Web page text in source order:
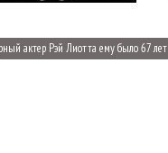
актер Рэй Лиотта ему было 67 лет